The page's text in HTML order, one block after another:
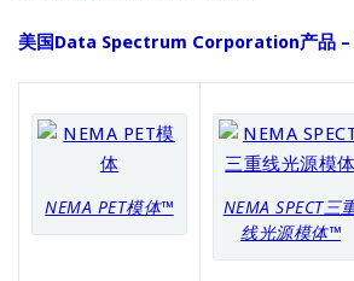
美国Data Spectrum Corporation产品 –
NEMA PET模体™
NEMA SPECT三
线光源模体™